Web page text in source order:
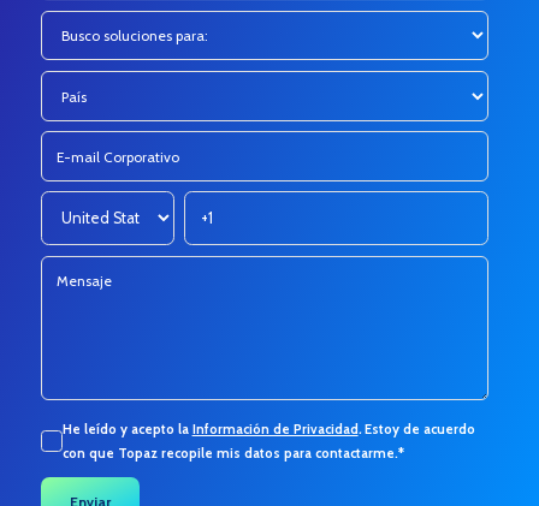
He leído y acepto la Información de Privacidad.Estoy de acuerdo
con que Topaz recopile mis datos para contactarme.*